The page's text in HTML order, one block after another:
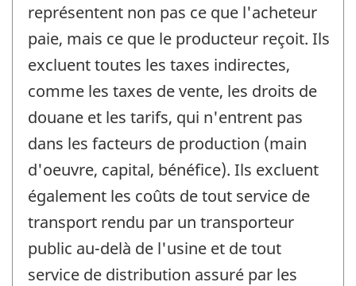
représentent non pas ce que l'acheteur
paie, mais ce que le producteur reçoit. Ils
excluent toutes les taxes indirectes,
comme les taxes de vente, les droits de
douane et les tarifs, qui n'entrent pas
dans les facteurs de production (main
d'oeuvre, capital, bénéfice). Ils excluent
également les coûts de tout service de
transport rendu par un transporteur
public au-delà de l'usine et de tout
service de distribution assuré par les